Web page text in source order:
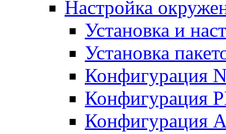
Настройка
Установка и
Установка
Конфигурация
Конфигурация
Конфигурация